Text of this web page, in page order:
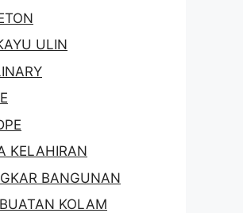
ULIN
KELAHIRAN
BANGUNAN
KOLAM